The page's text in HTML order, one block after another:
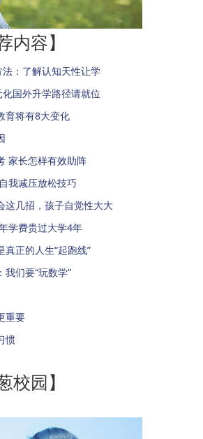
内容】
法：了解认知天性让学
国外升学路径请就位
育将有8大变化
家长怎样有效助阵
我减压放松技巧
这几招，孩子自觉性大大
学费贵过大学4年
正的人生“起跑线”
们要“玩数学”
重要
惯
校园】